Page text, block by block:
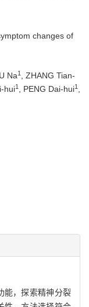
changes of
Na1
, ZHANG Tian-
hui1 , PENG Dai-hui1
能，探索精神分裂